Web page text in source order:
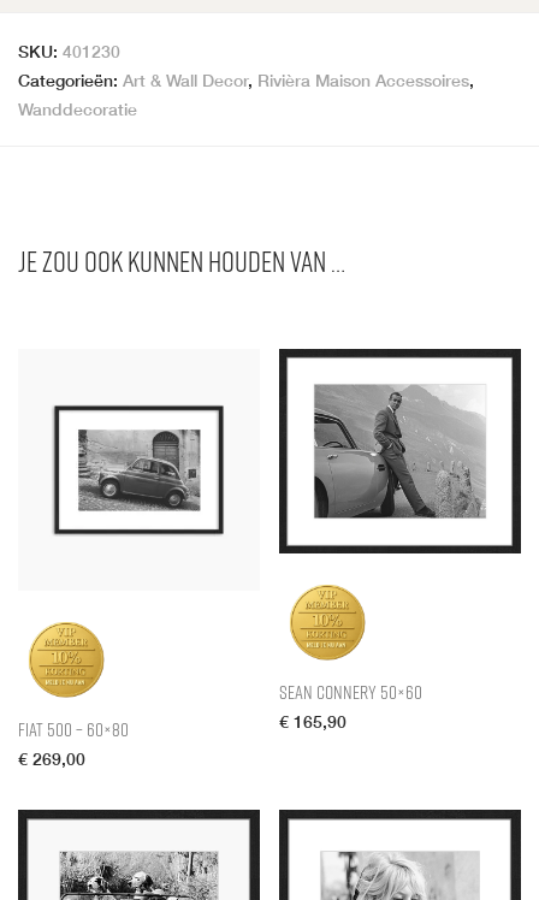
SKU: 401230
Categorieën: Art & Wall Decor, Rivièra Maison Accessoires,
Wanddecoratie
Je zou ook kunnen houden van …
Fiat 500 – 60×80
€ 269,00
Sean Connery 50×60
€ 165,90